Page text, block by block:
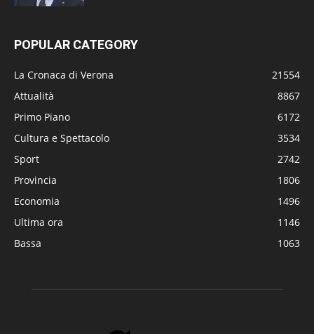
POPULAR CATEGORY
La Cronaca di Verona
21554
Attualità
8867
Primo Piano
6172
Cultura e Spettacolo
3534
Sport
2742
Provincia
1806
Economia
1496
Ultima ora
1146
Bassa
1063